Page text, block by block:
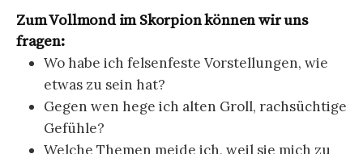
Zum Vollmond im Skorpion können wir uns
fragen:
Wo habe ich felsenfeste Vorstellungen, wie
etwas zu sein hat?
Gegen wen hege ich alten Groll, rachsüchtige
Gefühle?
Welche Themen meide ich, weil sie mich zu